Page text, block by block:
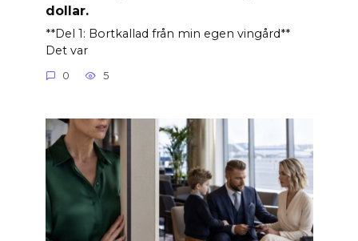
dollar.
**Del 1: Bortkallad från min egen vingård**
Det var
0 5